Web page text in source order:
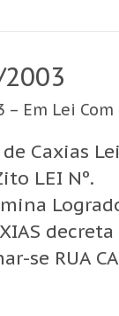
– Em Lei Com
Caxias
LEI
se RUA